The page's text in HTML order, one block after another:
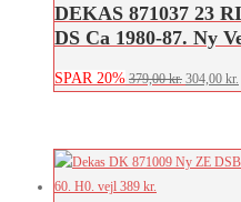
DEKAS 871037 23
DS Ca 1980-87. Ny
SPAR 20% 379,00kr. Den
var:
379,00 kr..
304,00 kr.